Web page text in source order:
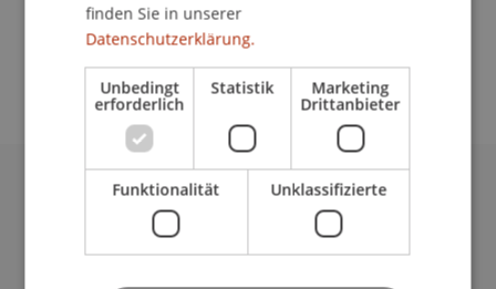
konstantin.tryfon@uni.li
Universität Liechtenstein
Fürst-Franz-Josef-Strasse
9490 Vaduz
finden Sie in unserer
Datenschutzerklärung.
Unbedingt
erforderlich
Statistik Marketing
Drittanbieter
Funktionalität Unklassifizierte